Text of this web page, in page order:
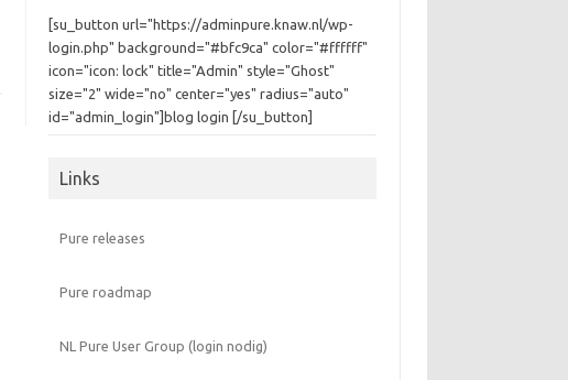
[su_button url="https://adminpure.knaw.nl/wp-
login.php" background="#bfc9ca" color="#ffffff"
icon="icon: lock" title="Admin" style="Ghost"
size="2" wide="no" center="yes" radius="auto"
id="admin_login"]blog login [/su_button]
Links
Pure releases
Pure roadmap
NL Pure User Group (login nodig)